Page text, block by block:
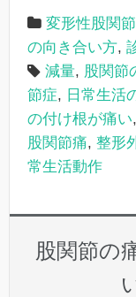
変形性股関
の向き合い方,
減量, 股関節
節症, 日常生活
の付け根が痛い,
股関節痛, 整形
常生活動作
股関節の